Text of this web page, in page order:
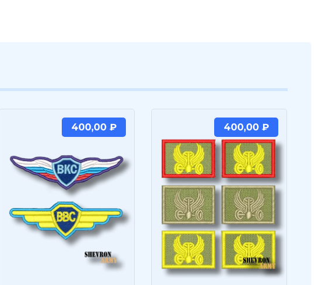
400,00 ₽ 400,00 ₽